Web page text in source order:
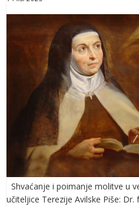
Shvaćanje i poimanje molitve u
učiteljice Terezije Avilske Piše: